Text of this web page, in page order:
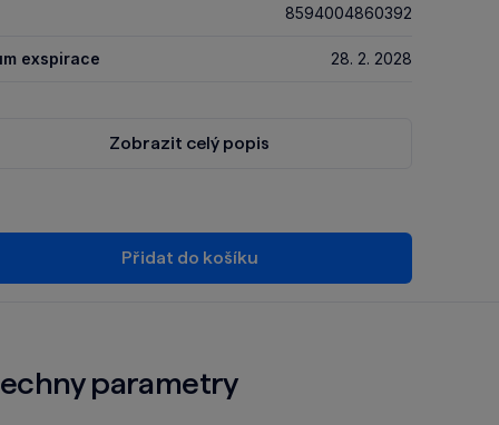
8594004860392
exspirace 28. 2. 2028
Zobrazit celý popis
Přidat do košíku
parametry